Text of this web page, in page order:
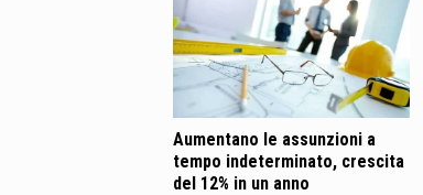
Aumentano le assunzioni a
tempo indeterminato, crescita
del 12% in un anno